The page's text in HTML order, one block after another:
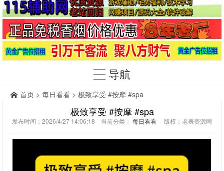
导航
首页 > 每日看看 > 极致享受 #按摩 #spa
极致享受 #按摩 #spa
发布时间：2026/4/27 14:06:18 当前分类： 每日看看 版权：老表资源网